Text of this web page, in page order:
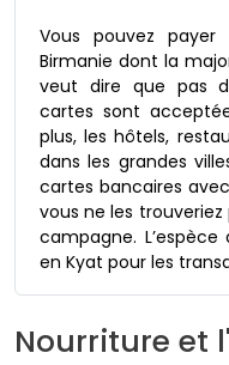
Vous pouvez
Birmanie dont la
veut dire que pas
cartes sont
plus, les hôtels,
dans les grandes
cartes bancaires
vous ne les
campagne.
en Kyat pour les
Nourriture et